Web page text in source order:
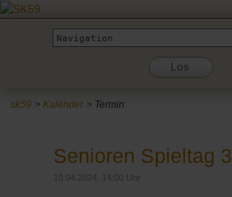
Zielseite
Los
sk59 Kalender Termin
Senioren Spieltag 3
10.04.2024, 14:00 Uhr